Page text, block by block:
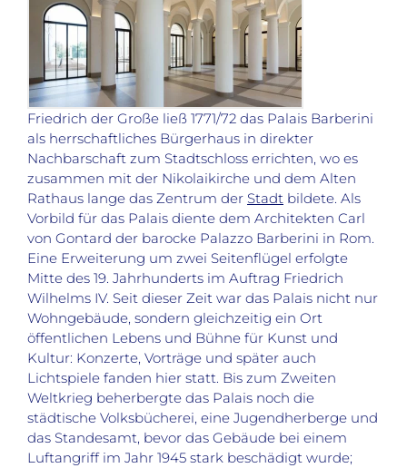
Friedrich der Große ließ 1771/72 das Palais Barberini
als herrschaftliches Bürgerhaus in direkter
Nachbarschaft zum Stadtschloss errichten, wo es
zusammen mit der Nikolaikirche und dem Alten
Rathaus lange das Zentrum der Stadt bildete. Als
Vorbild für das Palais diente dem Architekten Carl
von Gontard der barocke Palazzo Barberini in Rom.
Eine Erweiterung um zwei Seitenflügel erfolgte
Mitte des 19. Jahrhunderts im Auftrag Friedrich
Wilhelms IV. Seit dieser Zeit war das Palais nicht nur
Wohngebäude, sondern gleichzeitig ein Ort
öffentlichen Lebens und Bühne für Kunst und
Kultur: Konzerte, Vorträge und später auch
Lichtspiele fanden hier statt. Bis zum Zweiten
Weltkrieg beherbergte das Palais noch die
städtische Volksbücherei, eine Jugendherberge und
das Standesamt, bevor das Gebäude bei einem
Luftangriff im Jahr 1945 stark beschädigt wurde;